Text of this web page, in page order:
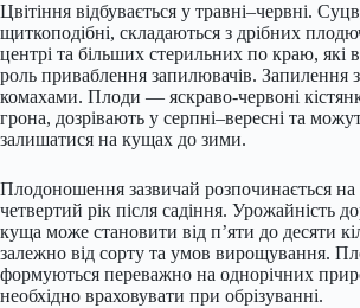
Цвітіння відбувається у травні–червні.
щиткоподібні, складаються з дрібних
центрі та більших стерильних по краю, які
роль приваблення запилювачів. Запилення
комахами. Плоди — яскраво-червоні
грона, дозрівають у серпні–вересні та
залишатися на кущах до зими.
Плодоношення зазвичай розпочинається на
четвертий рік після садіння. Урожайність
куща може становити від п’яти до десяти
залежно від сорту та умов вирощування.
формуються переважно на однорічних
необхідно враховувати при обрізуванні.